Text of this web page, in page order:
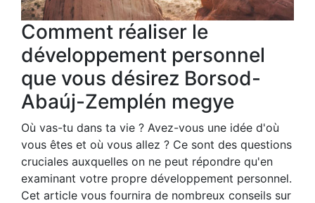
Comment réaliser le
développement personnel
que vous désirez Borsod-
Abaúj-Zemplén megye
Où vas-tu dans ta vie ? Avez-vous une idée d'où
vous êtes et où vous allez ? Ce sont des questions
cruciales auxquelles on ne peut répondre qu'en
examinant votre propre développement personnel.
Cet article vous fournira de nombreux conseils sur